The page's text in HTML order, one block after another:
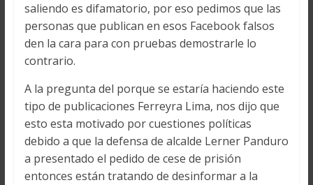
saliendo es difamatorio, por eso pedimos que las
personas que publican en esos Facebook falsos
den la cara para con pruebas demostrarle lo
contrario.
A la pregunta del porque se estaría haciendo este
tipo de publicaciones Ferreyra Lima, nos dijo que
esto esta motivado por cuestiones políticas
debido a que la defensa de alcalde Lerner Panduro
a presentado el pedido de cese de prisión
entonces están tratando de desinformar a la